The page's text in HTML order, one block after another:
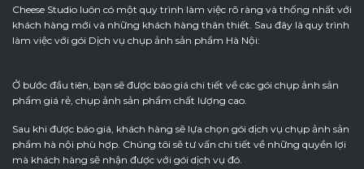
Cheese Studio luôn có một quy trình làm việc rõ ràng và thống nhất với
khách hàng mới và những khách hàng thân thiết. Sau đây là quy trình
làm việc với gói Dịch vụ chụp ảnh sản phẩm Hà Nội:
Ở bước đầu tiên, bạn sẽ được báo giá chi tiết về các gói chụp ảnh sản
phẩm giá rẻ, chụp ảnh sản phẩm chất lượng cao.
Sau khi được báo giá, khách hàng sẽ lựa chọn gói dịch vụ chụp ảnh sản
phẩm hà nội phù hợp. Chúng tôi sẽ tư vấn chi tiết về những quyền lợi
mà khách hàng sẽ nhận được với gói dịch vụ đó.